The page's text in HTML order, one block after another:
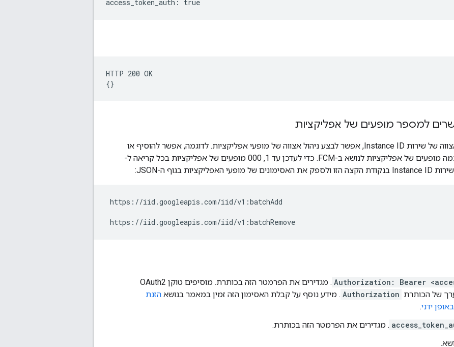
HTTP 200 OK
למספר מופעים של אפליקציות
באמצעות שיטות אצווה של שירות Instance ID, אפשר לבצע ניהול אצווה של מופעי אפליקציות. לדוגמה, אפשר להוסיף או
להסיר בבת אחת כמה מופעים של אפליקציות לנושא ב-FCM. כדי לעדכן עד 1, 000 מופעים של אפליקציות בכל קריאה ל-
https://iid.googleapis.com/iid/v1:batchAdd
Authorization: Bearer
. מגדירים את הפרמטר הזה בכותרת. מוסיפים טוקן OAuth2
של הכותרת Authorization . מידע נוסף על קבלת האסימון הזה זמין במאמר בנושא הזנת
ידני.
. מגדירים את הפרמטר הזה בכותרת.